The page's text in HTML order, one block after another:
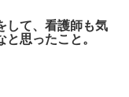
して、看護師も気
と思ったこと。